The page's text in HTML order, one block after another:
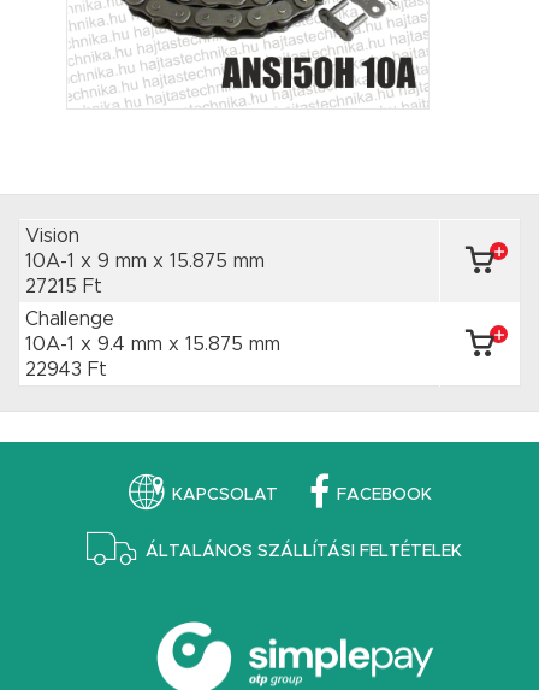
Vision
10A-1 x 9 mm x 15.875 mm
27215 Ft
Challenge
10A-1 x 9.4 mm x 15.875 mm
22943 Ft
KAPCSOLAT FACEBOOK
ÁLTALÁNOS SZÁLLÍTÁSI FELTÉTELEK